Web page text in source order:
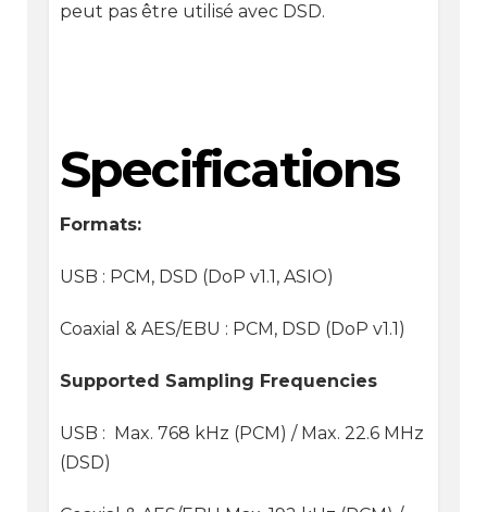
peut pas être utilisé avec DSD.
Specifications
Formats:
USB : PCM, DSD (DoP v1.1, ASIO)
Coaxial & AES/EBU : PCM, DSD (DoP v1.1)
Supported Sampling Frequencies
USB : Max. 768 kHz (PCM) / Max. 22.6 MHz
(DSD)